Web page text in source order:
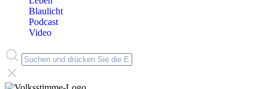
Blaulicht
Podcast
Video